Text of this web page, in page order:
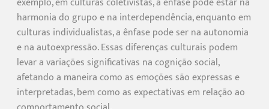
harmonia do grupo e na interdependência, enquanto em
culturas individualistas, a ênfase pode ser na autonomia
e na autoexpressão. Essas diferenças culturais podem
levar a variações significativas na cognição social,
afetando a maneira como as emoções são expressas e
interpretadas, bem como as expectativas em relação ao